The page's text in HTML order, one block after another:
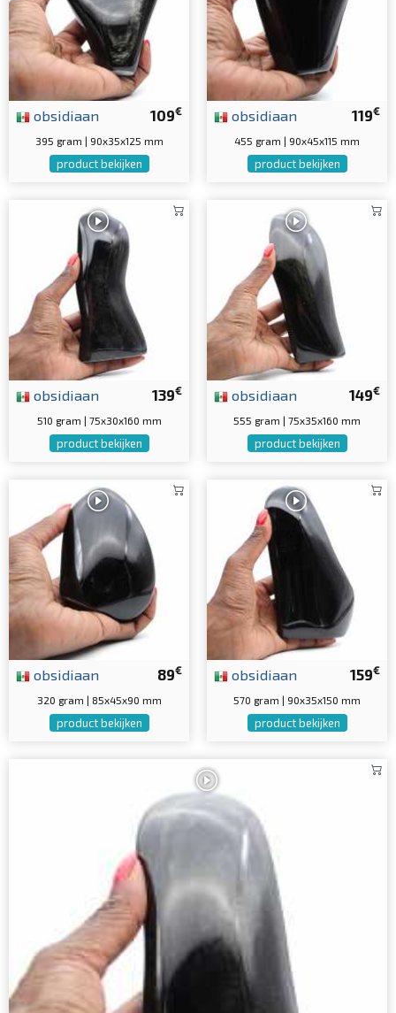
109€
obsidiaan
395 gram | 90x35x125 mm
product bekijken
119€
obsidiaan
455 gram | 90x45x115 mm
product bekijken
139€
obsidiaan
510 gram | 75x30x160 mm
product bekijken
149€
obsidiaan
555 gram | 75x35x160 mm
product bekijken
89€
obsidiaan
320 gram | 85x45x90 mm
product bekijken
159€
obsidiaan
570 gram | 90x35x150 mm
product bekijken